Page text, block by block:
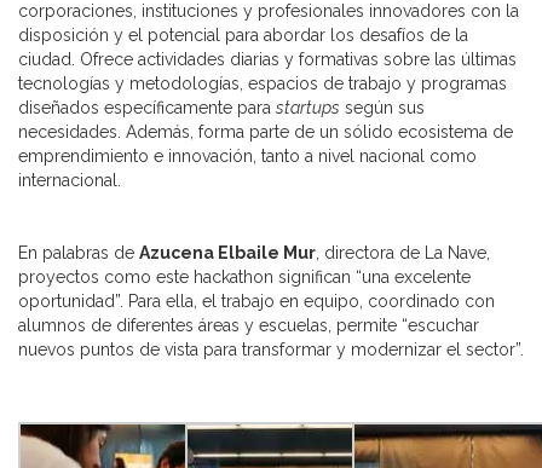
corporaciones, instituciones y profesionales innovadores con la
disposición y el potencial para abordar los desafíos de la
ciudad. Ofrece actividades diarias y formativas sobre las últimas
tecnologías y metodologías, espacios de trabajo y programas
diseñados específicamente para startups según sus
necesidades. Además, forma parte de un sólido ecosistema de
emprendimiento e innovación, tanto a nivel nacional como
internacional.
En palabras de Azucena Elbaile Mur , directora de La Nave,
proyectos como este hackathon significan “una excelente
oportunidad”. Para ella, el trabajo en equipo, coordinado con
alumnos de diferentes áreas y escuelas, permite “escuchar
nuevos puntos de vista para transformar y modernizar el sector”.